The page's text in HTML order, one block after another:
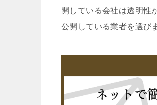
開している会社は透明性
公開している業者を選び